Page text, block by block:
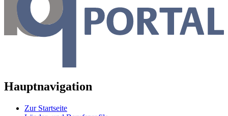
Hauptnavigation
Zur Startseite